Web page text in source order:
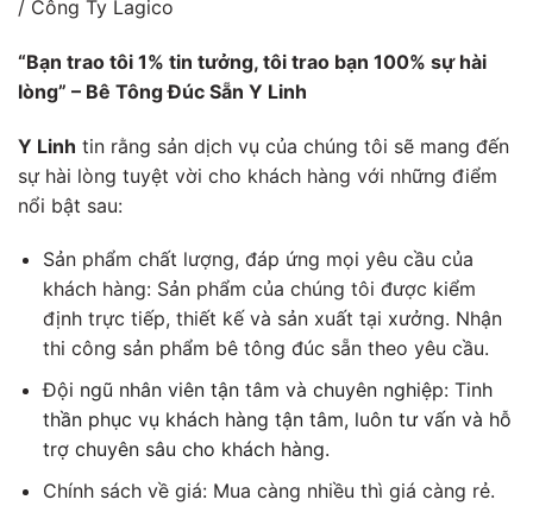
/ Công Ty Lagico
“Bạn trao tôi 1% tin tưởng, tôi trao bạn 100% sự hài
lòng” – Bê Tông Đúc Sẵn Y Linh
Y Linh tin rằng sản dịch vụ của chúng tôi sẽ mang đến
sự hài lòng tuyệt vời cho khách hàng với những điểm
nổi bật sau:
Sản phẩm chất lượng, đáp ứng mọi yêu cầu của
khách hàng: Sản phẩm của chúng tôi được kiểm
định trực tiếp, thiết kế và sản xuất tại xưởng. Nhận
thi công sản phẩm bê tông đúc sẵn theo yêu cầu.
Đội ngũ nhân viên tận tâm và chuyên nghiệp: Tinh
thần phục vụ khách hàng tận tâm, luôn tư vấn và hỗ
trợ chuyên sâu cho khách hàng.
Chính sách về giá: Mua càng nhiều thì giá càng rẻ.